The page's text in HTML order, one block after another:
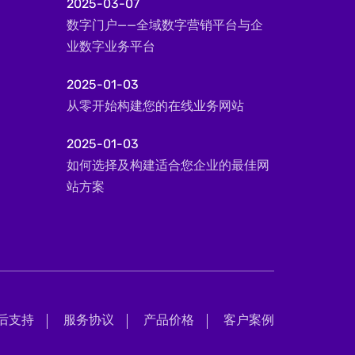
2025-03-07
数字门户——全域数字营销平台与企
业数字业务平台
2025-01-03
从零开始构建您的在线业务网站
2025-01-03
如何选择及构建适合您企业的最佳网
站方案
支持 服务协议 产品价格 客户案例